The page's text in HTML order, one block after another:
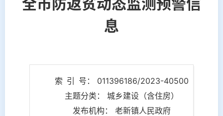
息
索 引 号： 011396186/2023-40500
主题分类： 城乡建设（含住房）
发布机构： 老新镇人民政府